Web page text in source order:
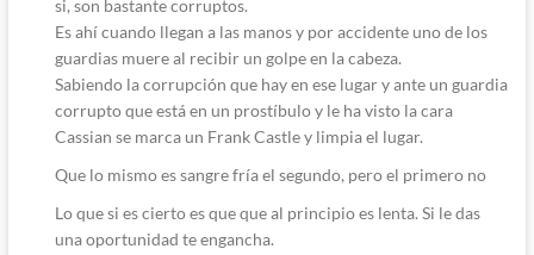
si, son bastante corruptos.
Es ahí cuando llegan a las manos y por accidente uno de los
guardias muere al recibir un golpe en la cabeza.
Sabiendo la corrupción que hay en ese lugar y ante un guardia
corrupto que está en un prostíbulo y le ha visto la cara
Cassian se marca un Frank Castle y limpia el lugar.
Que lo mismo es sangre fría el segundo, pero el primero no
Lo que si es cierto es que que al principio es lenta. Si le das
una oportunidad te engancha.